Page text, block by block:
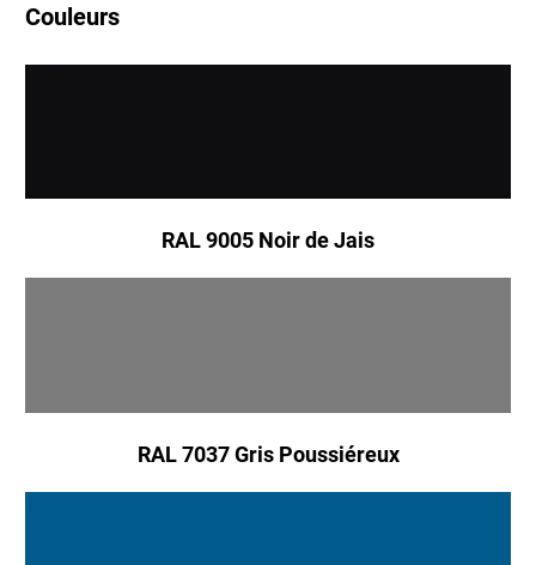
Couleurs
RAL 9005 Noir de Jais
RAL 7037 Gris Poussiéreux